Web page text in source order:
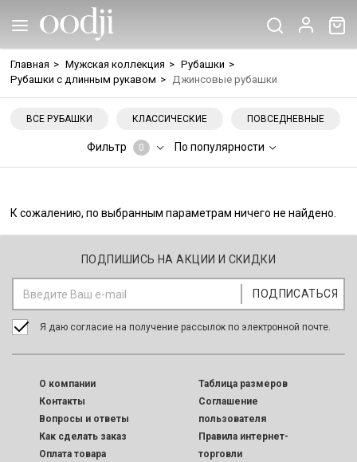
Главная > Мужская коллекция > Рубашки >
Рубашки с длинным рукавом > Джинсовые рубашки
ВСЕ РУБАШКИ КЛАССИЧЕСКИЕ ПОВСЕДНЕВНЫЕ
Фильтр 0 По популярности
К сожалению, по выбранным параметрам ничего не найдено.
ПОДПИШИСЬ НА АКЦИИ И СКИДКИ
Я даю согласие на получение рассылок по электронной почте.
O компании
Контакты
Вопросы и ответы
Как сделать заказ
Оплата товара
Таблица размеров
Соглашение
пользователя
Правила интернет-
торговли